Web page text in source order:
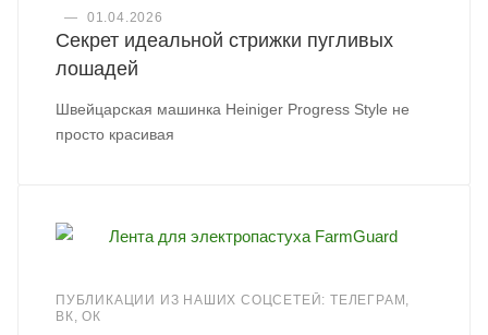
—
01.04.2026
Секрет идеальной стрижки пугливых
лошадей
Швейцарская машинка Heiniger Progress Style не
просто красивая
ПУБЛИКАЦИИ ИЗ НАШИХ СОЦСЕТЕЙ: ТЕЛЕГРАМ,
ВК, ОК